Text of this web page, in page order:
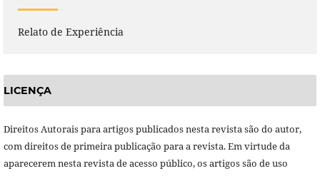
Relato de Experiência
LICENÇA
Direitos Autorais para artigos publicados nesta revista são do autor,
com direitos de primeira publicação para a revista. Em virtude da
aparecerem nesta revista de acesso público, os artigos são de uso